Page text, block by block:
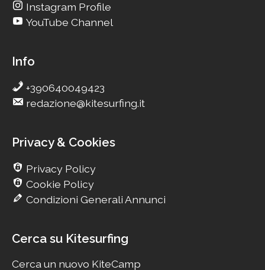
Instagram Profile
YouTube Channel
Info
+390640049423
redazione@kitesurfing.it
Privacy & Cookies
Privacy Policy
Cookie Policy
Condizioni Generali Annunci
Cerca su Kitesurfing
Cerca un nuovo KiteCamp